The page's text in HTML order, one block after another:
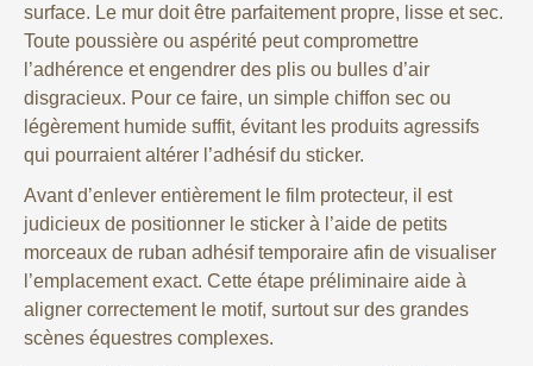
surface. Le mur doit être parfaitement propre, lisse et sec.
Toute poussière ou aspérité peut compromettre
l’adhérence et engendrer des plis ou bulles d’air
disgracieux. Pour ce faire, un simple chiffon sec ou
légèrement humide suffit, évitant les produits agressifs
qui pourraient altérer l’adhésif du sticker.
Avant d’enlever entièrement le film protecteur, il est
judicieux de positionner le sticker à l’aide de petits
morceaux de ruban adhésif temporaire afin de visualiser
l’emplacement exact. Cette étape préliminaire aide à
aligner correctement le motif, surtout sur des grandes
scènes équestres complexes.